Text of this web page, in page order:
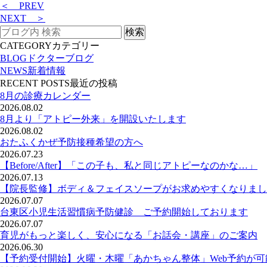
＜ PREV
NEXT ＞
CATEGORYカテゴリー
BLOG ドクターブログ
NEWS新着情報
RECENT POSTS最近の投稿
8月の診療カレンダー
2026.08.02
8月より「アトピー外来」を開設いたします
2026.08.02
おたふくかぜ予防接種希望の方へ
2026.07.23
【Before/After】「この子も、私と同じアトピーなのかな…」
2026.07.13
【院長監修】ボディ＆フェイスソープがお求めやすくなりま
2026.07.07
台東区小児生活習慣病予防健診 ご予約開始しております
2026.07.07
育児がもっと楽しく、安心になる「お話会・講座」のご案内
2026.06.30
【予約受付開始】火曜・木曜「あかちゃん整体」Web予約が